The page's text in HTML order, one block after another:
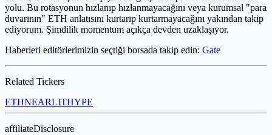
yolu. Bu rotasyonun hızlanıp hızlanmayacağını veya kurumsal "para
duvarının" ETH anlatısını kurtarıp kurtarmayacağını yakından takip
ediyorum. Şimdilik momentum açıkça devden uzaklaşıyor.
Haberleri editörlerimizin seçtiği borsada takip edin: Gate
Related Tickers
ETHNEARLITHYPE
affiliateDisclosure